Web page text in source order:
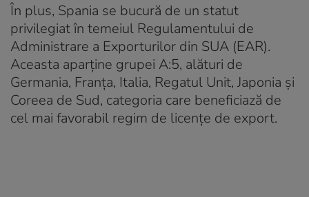
În plus, Spania se bucură de un statut
privilegiat în temeiul Regulamentului de
Administrare a Exporturilor din SUA (EAR).
Aceasta aparține grupei A:5, alături de
Germania, Franța, Italia, Regatul Unit, Japonia și
Coreea de Sud, categoria care beneficiază de
cel mai favorabil regim de licențe de export.